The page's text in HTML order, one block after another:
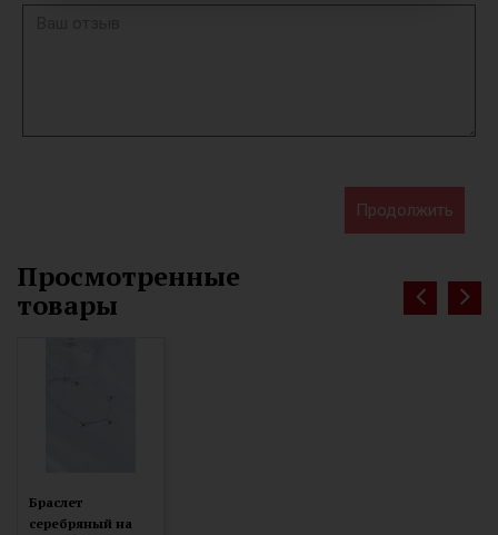
Продолжить
Просмотренные
товары
Браслет
серебряный на